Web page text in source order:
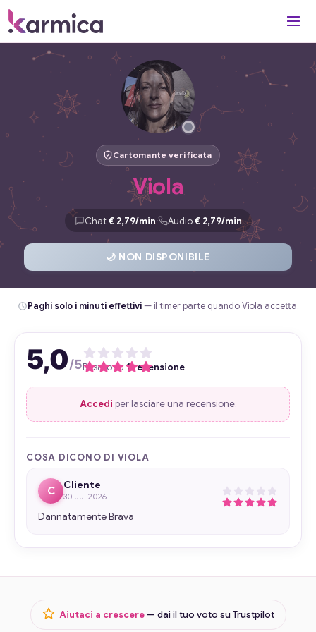
Cartomante verificata
Viola
Chat€ 2,79/min· Audio€ 2,79/min
🌙 NON DISPONIBILE
Paghi solo i minuti effettivi— il timer parte quando Viola accetta.
5,0/5Basato su1 recensione
Accedi per lasciare una recensione.
COSA DICONO DI VIOLA
C Cliente
30 Jul 2026
Dannatamente Brava
Aiutaci a crescere— dai il tuo voto su Trustpilot